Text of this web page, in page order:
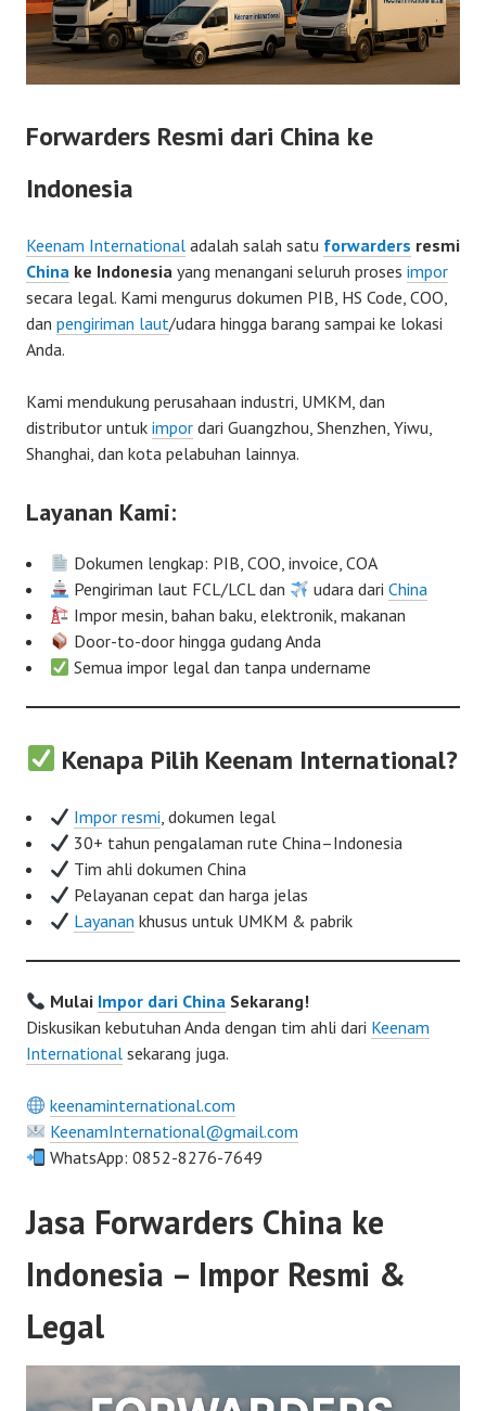
Forwarders Resmi dari China ke
Indonesia
Keenam International adalah salah satu forwarders resmi
China ke Indonesia yang menangani seluruh proses impor
secara legal. Kami mengurus dokumen PIB, HS Code, COO,
dan pengiriman laut/udara hingga barang sampai ke lokasi
Anda.
Kami mendukung perusahaan industri, UMKM, dan
distributor untuk impor dari Guangzhou, Shenzhen, Yiwu,
Shanghai, dan kota pelabuhan lainnya.
Layanan Kami:
Dokumen lengkap: PIB, COO, invoice, COA
Pengiriman laut FCL/LCL dan
udara dariChina
Impor mesin, bahan baku, elektronik, makanan
Door-to-door hingga gudang Anda
Semua impor legal dan tanpa undername
Kenapa Pilih Keenam International?
Impor resmi, dokumen legal
30+ tahun pengalaman rute China–Indonesia
Tim ahli dokumen China
Pelayanan cepat dan harga jelas
Layanan khusus untuk UMKM & pabrik
Mulai Impor dari China Sekarang!
Diskusikan kebutuhan Anda dengan tim ahli dari Keenam
International sekarang juga.
keenaminternational.com
KeenamInternational@gmail.com
WhatsApp: 0852-8276-7649
Jasa Forwarders China ke
Indonesia – Impor Resmi &
Legal